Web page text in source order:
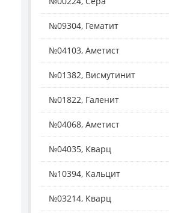
№09304, Гематит
№04103, Аметист
№01382, Висмутинит
№01822, Галенит
№04068, Аметист
№04035, Кварц
№10394, Кальцит
№03214, Кварц